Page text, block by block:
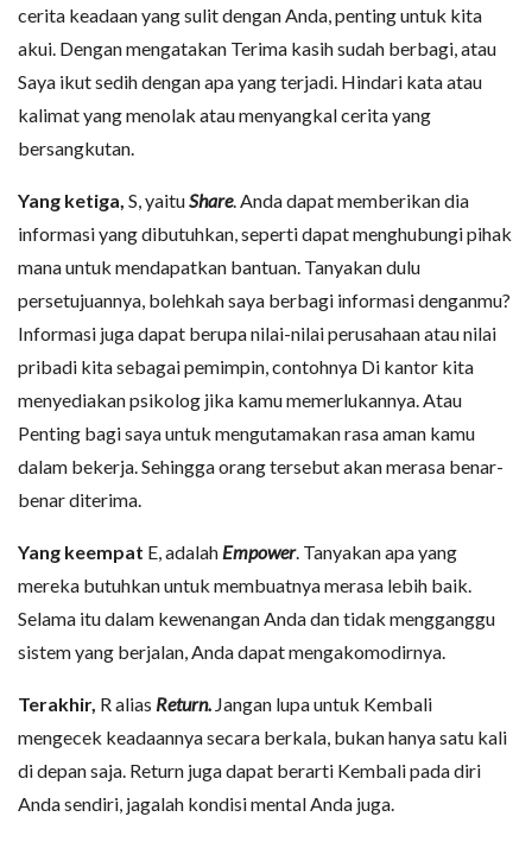
cerita keadaan yang sulit dengan Anda, penting untuk kita
akui. Dengan mengatakan Terima kasih sudah berbagi, atau
Saya ikut sedih dengan apa yang terjadi. Hindari kata atau
kalimat yang menolak atau menyangkal cerita yang
bersangkutan.
Yang ketiga, S, yaituShare. Anda dapat memberikan dia
informasi yang dibutuhkan, seperti dapat menghubungi pihak
mana untuk mendapatkan bantuan. Tanyakan dulu
persetujuannya, bolehkah saya berbagi informasi denganmu?
Informasi juga dapat berupa nilai-nilai perusahaan atau nilai
pribadi kita sebagai pemimpin, contohnya Di kantor kita
menyediakan psikolog jika kamu memerlukannya. Atau
Penting bagi saya untuk mengutamakan rasa aman kamu
dalam bekerja. Sehingga orang tersebut akan merasa benar-
benar diterima.
Yang keempat E, adalah Empower. Tanyakan apa yang
mereka butuhkan untuk membuatnya merasa lebih baik.
Selama itu dalam kewenangan Anda dan tidak mengganggu
sistem yang berjalan, Anda dapat mengakomodirnya.
Terakhir, R alias Return. Jangan lupa untuk Kembali
mengecek keadaannya secara berkala, bukan hanya satu kali
di depan saja. Return juga dapat berarti Kembali pada diri
Anda sendiri, jagalah kondisi mental Anda juga.